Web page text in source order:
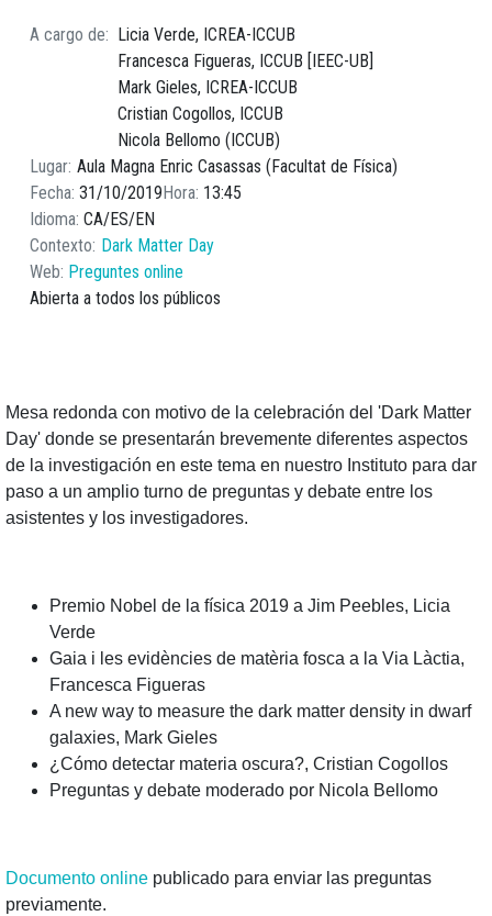
A cargo de
Licia Verde, ICREA-ICCUB
Francesca Figueras, ICCUB [IEEC-UB]
Mark Gieles, ICREA-ICCUB
Cristian Cogollos, ICCUB
Nicola Bellomo (ICCUB)
Lugar Aula Magna Enric Casassas (Facultat de Física)
Fecha 31/10/2019 Hora 13:45
Idioma CA ES EN
Contexto
Dark Matter Day
Web Preguntes online
Abierta a todos los públicos
Mesa redonda con motivo de la celebración del 'Dark Matter
Day' donde se presentarán brevemente diferentes aspectos
de la investigación en este tema en nuestro Instituto para dar
paso a un amplio turno de preguntas y debate entre los
asistentes y los investigadores.
Premio Nobel de la física 2019 a Jim Peebles, Licia
Verde
Gaia i les evidències de matèria fosca a la Via Làctia,
Francesca Figueras
A new way to measure the dark matter density in dwarf
galaxies, Mark Gieles
¿Cómo detectar materia oscura?, Cristian Cogollos
Preguntas y debate moderado por Nicola Bellomo
Documento online publicado para enviar las preguntas
previamente.